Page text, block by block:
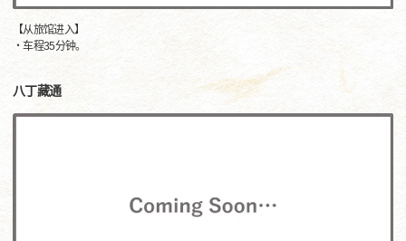
【从旅馆进入】
・车程35分钟。
八丁藏通